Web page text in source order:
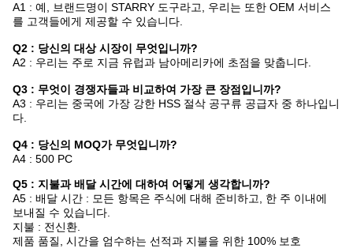
A1 : 예, 브랜드명이 STARRY 도구라고, 우리는 또한 OEM 서비스
를 고객들에게 제공할 수 있습니다.
Q2 : 당신의 대상 시장이 무엇입니까?
A2 : 우리는 주로 지금 유럽과 남아메리카에 초점을 맞춥니다.
Q3 : 무엇이 경쟁자들과 비교하여 가장 큰 장점입니까?
A3 : 우리는 중국에 가장 강한 HSS 절삭 공구류 공급자 중 하나입니
다.
Q4 : 당신의 MOQ가 무엇입니까?
A4 : 500 PC
Q5 : 지불과 배달 시간에 대하여 어떻게 생각합니까?
A5 : 배달 시간 : 모든 항목은 주식에 대해 준비하고, 한 주 이내에
보내질 수 있습니다.
지불 : 전신환.
제품 품질, 시간을 엄수하는 선적과 지불을 위한 100% 보호